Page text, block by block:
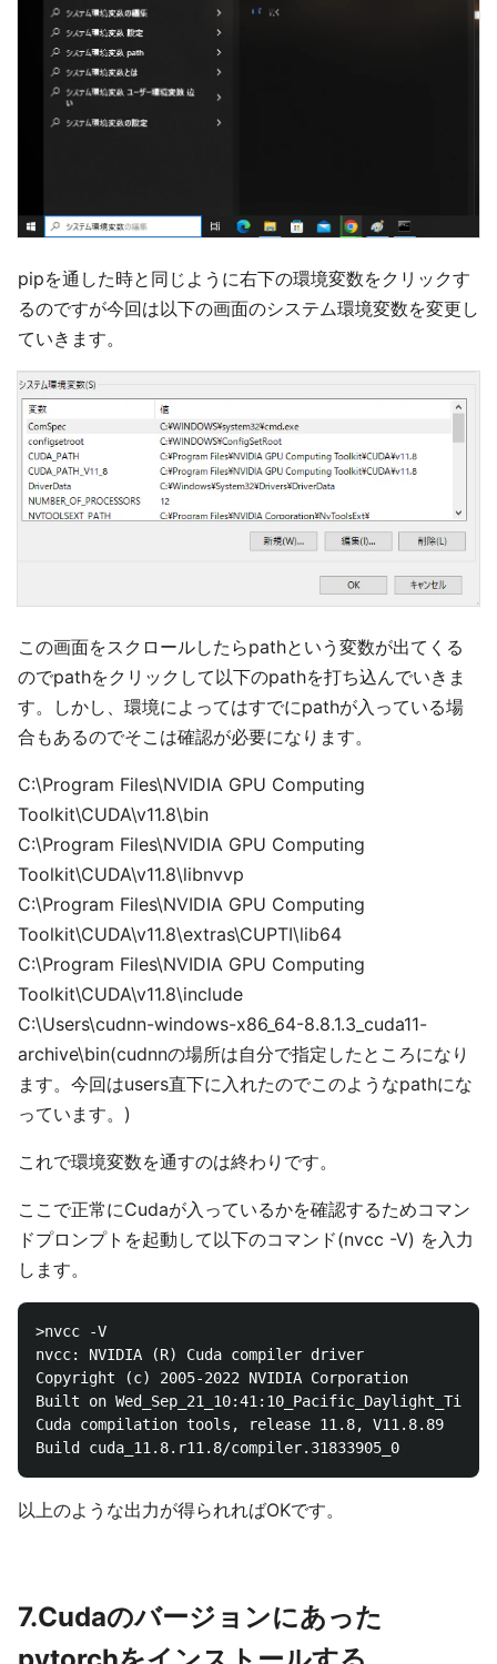
pipを通した時と同じように右下の環境変数をクリックす
るのですが今回は以下の画面のシステム環境変数を変更し
ていきます。
この画面をスクロールしたらpathという変数が出てくる
のでpathをクリックして以下のpathを打ち込んでいきま
す。しかし、環境によってはすでにpathが入っている場
合もあるのでそこは確認が必要になります。
C:\Program Files\NVIDIA GPU Computing
Toolkit\CUDA\v11.8\bin
C:\Program Files\NVIDIA GPU Computing
Toolkit\CUDA\v11.8\libnvvp
C:\Program Files\NVIDIA GPU Computing
Toolkit\CUDA\v11.8\extras\CUPTI\lib64
C:\Program Files\NVIDIA GPU Computing
Toolkit\CUDA\v11.8\include
C:\Users\cudnn-windows-x86_64-8.8.1.3_cuda11-
archive\bin(cudnnの場所は自分で指定したところになり
ます。今回はusers直下に入れたのでこのようなpathにな
っています。)
これで環境変数を通すのは終わりです。
ここで正常にCudaが入っているかを確認するためコマン
ドプロンプトを起動して以下のコマンド(nvcc -V) を入力
します。
>nvcc -V
nvcc: NVIDIA (R) Cuda compiler driver
Copyright (c) 2005-2022 NVIDIA Corporation
Built on
Cuda compilation tools, release 11.8, V11.8.89
以上のような出力が得られればOKです。
7.Cudaのバージョンにあった